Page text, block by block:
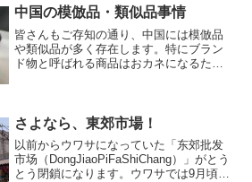
ません。とりあえず果物です。そのまま
ガリガリとかじって...
中国の模倣品・類似品事情
皆さんもご存知の通り、中国には模倣品
や類似品が多く存在します。特にブラン
ド物と呼ばれる商品はおカネになるため
いてみたいと思います。デ...
さよなら、東郊市場！
以前からウワサになっていた「东郊批发
市场（DongJiaoPiFaShiChang）」がとう
とう閉鎖になります。ウワサでは9月頃に